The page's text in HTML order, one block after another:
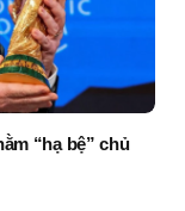
“hạ bệ” chủ